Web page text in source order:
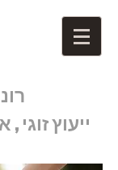
ייעוץ